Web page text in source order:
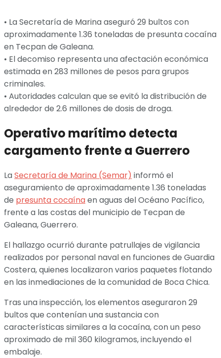
• La Secretaría de Marina aseguró 29 bultos con
aproximadamente 1.36 toneladas de presunta cocaína
en Tecpan de Galeana.
• El decomiso representa una afectación económica
estimada en 283 millones de pesos para grupos
criminales.
• Autoridades calculan que se evitó la distribución de
alrededor de 2.6 millones de dosis de droga.
Operativo marítimo detecta
cargamento frente a Guerrero
LaSecretaría de Marina (Semar) informó el
aseguramiento de aproximadamente 1.36 toneladas
de presunta cocaínaen aguas del Océano Pacífico,
frente a las costas del municipio de Tecpan de
Galeana, Guerrero.
El hallazgo ocurrió durante patrullajes de vigilancia
realizados por personal naval en funciones de Guardia
Costera, quienes localizaron varios paquetes flotando
en las inmediaciones de la comunidad de Boca Chica.
Tras una inspección, los elementos aseguraron 29
bultos que contenían una sustancia con
características similares a la cocaína, con un peso
aproximado de mil 360 kilogramos, incluyendo el
embalaje.